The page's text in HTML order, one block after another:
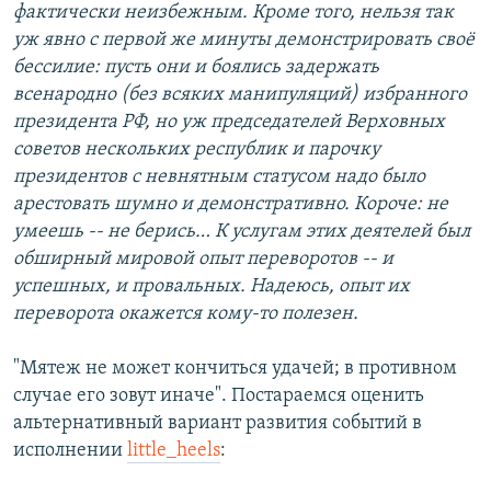
фактически неизбежным. Кроме того, нельзя так
уж явно с первой же минуты демонстрировать своё
бессилие: пусть они и боялись задержать
всенародно (без всяких манипуляций) избранного
президента РФ, но уж председателей Верховных
советов нескольких республик и парочку
президентов с невнятным статусом надо было
арестовать шумно и демонстративно. Короче: не
умеешь -- не берись… К услугам этих деятелей был
обширный мировой опыт переворотов -- и
успешных, и провальных. Надеюсь, опыт их
переворота окажется кому-то полезен.
"Мятеж не может кончиться удачей; в противном
случае его зовут иначе". Постараемся оценить
альтернативный вариант развития событий в
исполнении little_heels: